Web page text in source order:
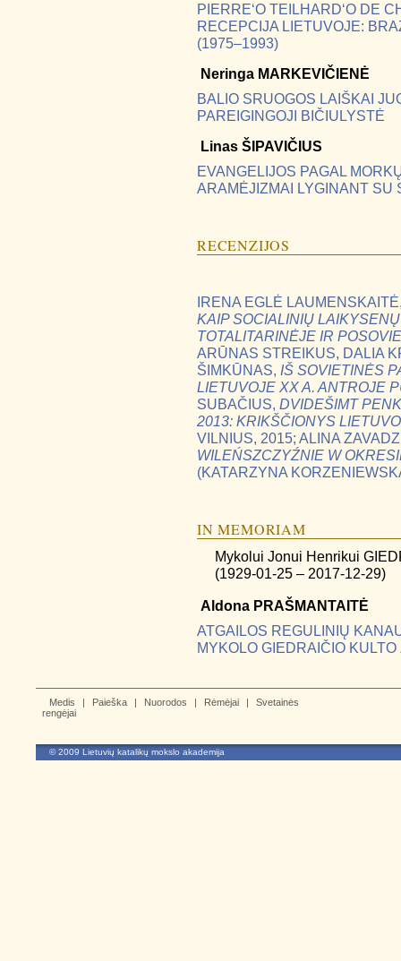
PIERRE‘O TEILHARD‘O DE
RECEPCIJA LIETUVOJE:
(1975–1993)
Neringa MARKEVIČIENĖ
BALIO SRUOGOS LAIŠKAI
PAREIGINGOJI BIČIULYSTĖ
Linas ŠIPAVIČIUS
EVANGELIJOS PAGAL
ARAMĖJIZMAI LYGINANT SU
RECENZIJOS
IRENA EGLĖ
KAIP SOCIALINIŲ
TOTALITARINĖJE IR
ARŪNAS STREIKUS, DALIA
ŠIMKŪNAS, IŠ SOVIETINĖS
LIETUVOJE XX A. ANTROJE
SUBAČIUS, DVIDEŠIMT
2013: KRIKŠČIONYS
VILNIUS, 2015; ALINA
WILEŃSZCZYŹNIE W
(KATARZYNA
IN MEMORIAM
Mykolui Jonui Henrikui
(1929-01-25 – 2017-12-29)
Aldona PRAŠMANTAITĖ
ATGAILOS REGULINIŲ
MYKOLO GIEDRAIČIO
Medis Paieška Nuorodos Rėmėjai
Svetainės
rengėjai
© 2009 Lietuvių katalikų mokslo akademija